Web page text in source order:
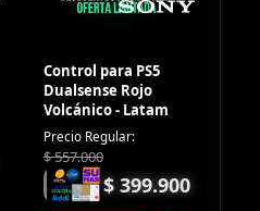
Control para PS5
Dualsense Rojo
Volcánico - Latam
Precio Regular:
$557.000
$ 399.900